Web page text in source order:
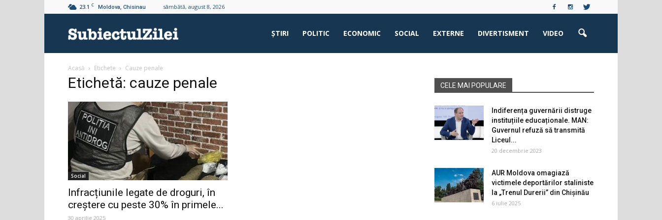
23.1 C Moldova, Chisinau sâmbătă, august 8, 2026
ŞTIRI POLITIC ECONOMIC SOCIAL EXTERNE DIVERTISMENT VIDEO
Acasă Etichete Cauze penale
Etichetă: cauze penale
Social
Infracțiunile legate de droguri, în
creștere cu peste 30% în primele...
30 aprilie 2025
CELE MAI POPULARE
Indiferența guvernării distruge
instituțiile educaționale. MAN:
Guvernul refuză să transmită
Liceul...
20 decembrie 2023
AUR Moldova omagiază
victimele deportărilor staliniste
la „Trenul Durerii” din Chișinău
6 iulie 2025